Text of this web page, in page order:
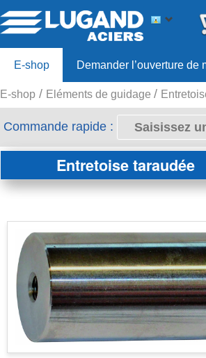
E-shop Demander l’ouverture de
Offre 80ans
E-shop Eléments de guidage
Commande rapide :
Entretoise taraudée